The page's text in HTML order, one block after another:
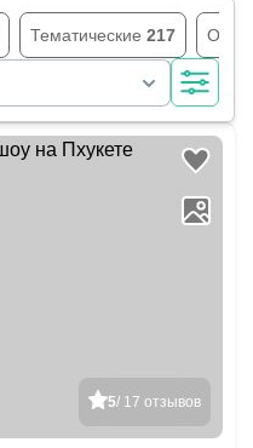
Тематические 217
5/ 17 отзывов